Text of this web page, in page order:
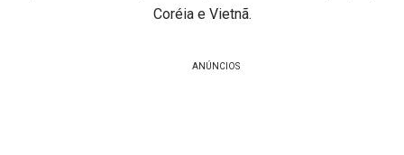
Coréia e Vietnã.
ANÚNCIOS